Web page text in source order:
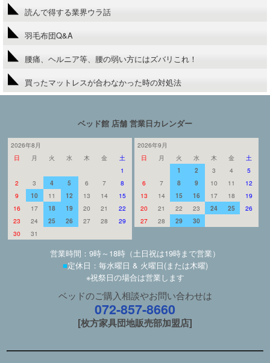
読んで得する業界ウラ話
羽毛布団Q&A
腰痛、ヘルニア等、腰の弱い方にはズバリこれ！
買ったマットレスが合わなかった時の対処法
ベッド館 店舗 営業日カレンダー
2026年8月
日
月 火 水 木 金
土
1
2
3 4 5 6 7
8
9
10 11 12 13 14
15
16
17 18 19 20 21
22
23
24 25 26 27 28
29
30
31
2026年9月
日
月 火 水 木 金
土
1
2 3 4
5
6
7 8 9 10 11
12
13
14 15 16 17 18
19
20
21 22 23 24 25
26
27
28 29 30
営業時間：9時～18時（土日祝は19時まで営業）
■定休日：毎水曜日 & 火曜日(または木曜)
※祝祭日の場合は営業します
ベッドのご購入相談やお問い合わせは
072-857-8660
[枚方家具団地販売部加盟店]